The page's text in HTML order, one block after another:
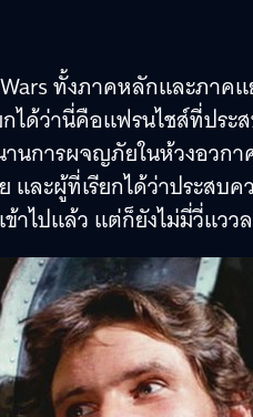
ทั้งภาคหลักและภาค
ได้ว่านี่คือแฟรนไชส์ที่ปร
านการผจญภัยในห้วงอวก
และผู้ที่เรียกได้ว่าประส
าไปแล้ว แต่ก็ยังไม่มี่วี่แวว